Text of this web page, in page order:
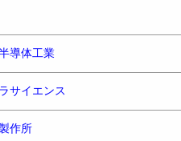
導体工業
サイエンス
作所